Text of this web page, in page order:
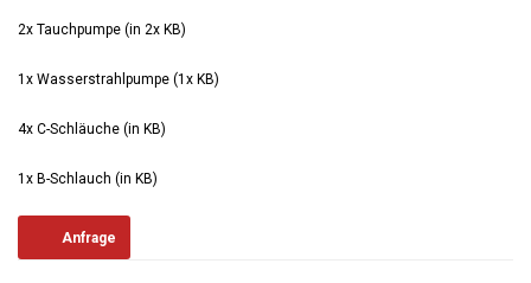
2x Tauchpumpe (in 2x KB)
1x Wasserstrahlpumpe (1x KB)
4x C-Schläuche (in KB)
1x B-Schlauch (in KB)
Anfrage